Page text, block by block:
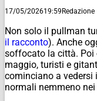
17/05/202619:59Redazione
Non solo il pullman
il racconto). Anche
soffocato la città. Poi
maggio, turisti e
cominciano a vedersi
normali nemmeno